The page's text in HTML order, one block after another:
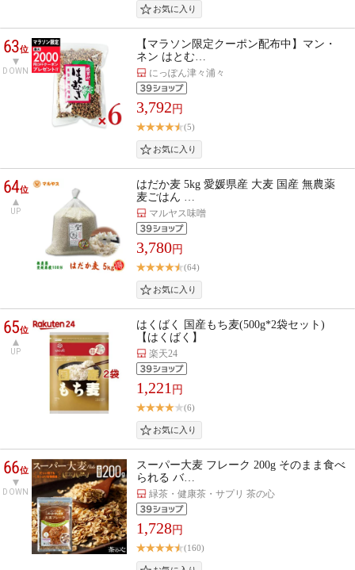
63位
DOWN
【マラソン限定クーポン配布中】マン・
ネン はとむ…
にっぽん津々浦々
3,792 円
(5)
64位
UP
はだか麦 5kg 愛媛県産 大麦 国産 無農薬
麦ごはん …
マルヤス味噌
3,780円
(64)
65位
UP
はくばく 国産もち麦(500g*2袋セット)
【はくばく】
楽天24
1,221 円
(6)
66位
DOWN
スーパー大麦 フレーク 200g そのまま食べ
られる バ…
緑茶・健康茶・サプリ 茶の心
1,728円
(160)